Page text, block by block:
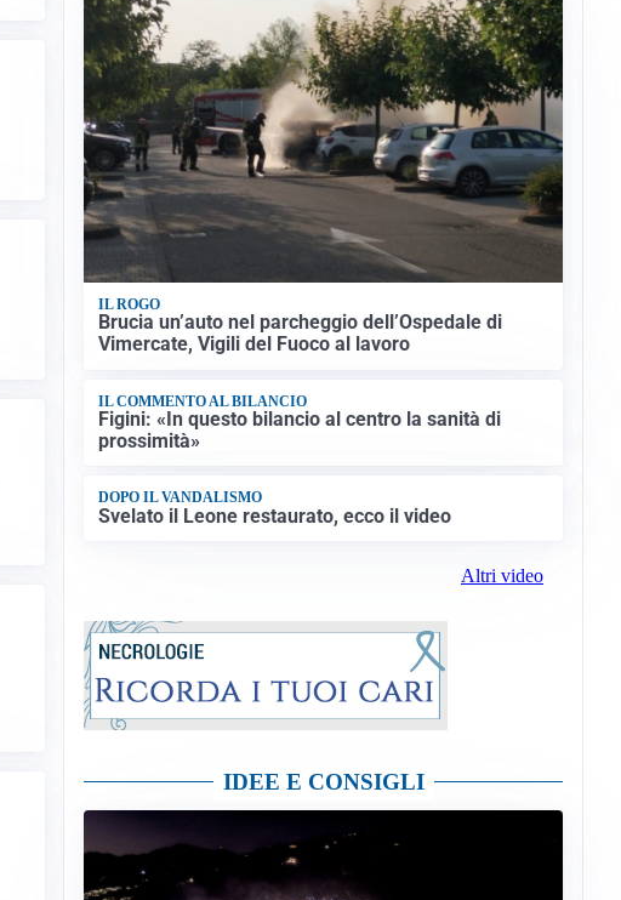
IL ROGO
Brucia un’auto nel parcheggio dell’Ospedale di
Vimercate, Vigili del Fuoco al lavoro
IL COMMENTO AL BILANCIO
Figini: «In questo bilancio al centro la sanità di
prossimità»
DOPO IL VANDALISMO
Svelato il Leone restaurato, ecco il video
Altri video
IDEE E CONSIGLI